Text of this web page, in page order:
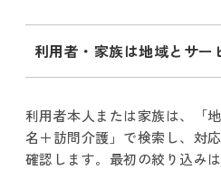
利用者・家族は地域とサー
利用者本人または家族は、「
名＋訪問介護」で検索し、対
確認します。最初の絞り込み